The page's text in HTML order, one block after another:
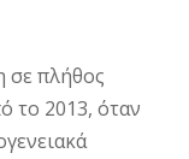
σε πλήθος
το 2013, όταν